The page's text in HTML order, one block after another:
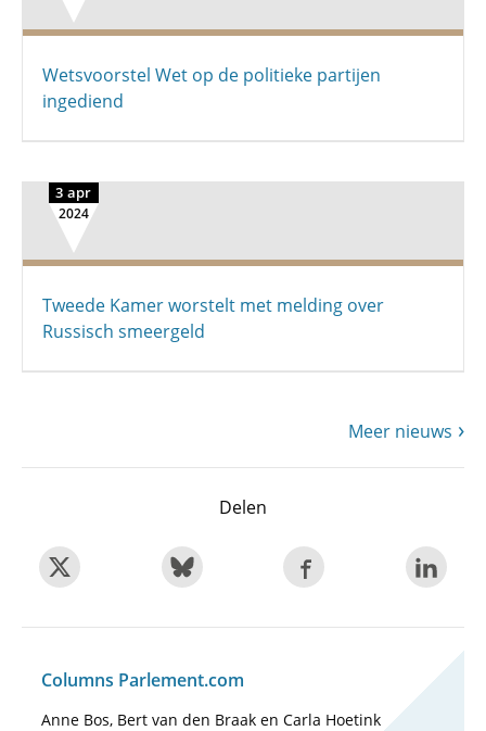
Wetsvoorstel Wet op de politieke partijen
ingediend
3 apr
2024
Tweede Kamer worstelt met melding over
Russisch smeergeld
Meer nieuws
Delen
Columns Parlement.com
Anne Bos, Bert van den Braak en Carla Hoetink